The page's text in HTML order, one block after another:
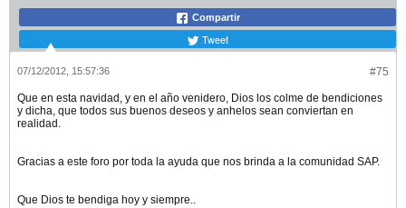
Compartir
Tweet
#75
07/12/2012, 15:57:36
Que en esta navidad, y en el año venidero, Dios los colme de bendiciones
y dicha, que todos sus buenos deseos y anhelos sean conviertan en
realidad.
Gracias a este foro por toda la ayuda que nos brinda a la comunidad SAP.
Que Dios te bendiga hoy y siempre..